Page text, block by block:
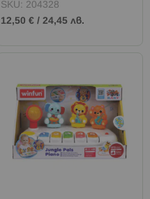
SKU: 204328
12,50 € /24,45 лв.